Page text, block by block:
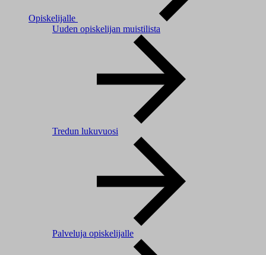
Opiskelijalle
Uuden opiskelijan muistilista
Tredun lukuvuosi
Palveluja opiskelijalle